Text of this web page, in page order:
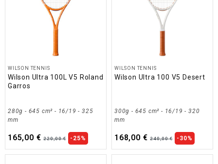
WILSON TENNIS
Wilson Ultra 100L V5 Roland
Garros
280g - 645 cm² - 16/19 - 325
mm
165,00 € 220,00 € -25%
WILSON TENNIS
Wilson Ultra 100 V5 Desert
300g - 645 cm² - 16/19 - 320
mm
168,00 € 240,00 € -30%